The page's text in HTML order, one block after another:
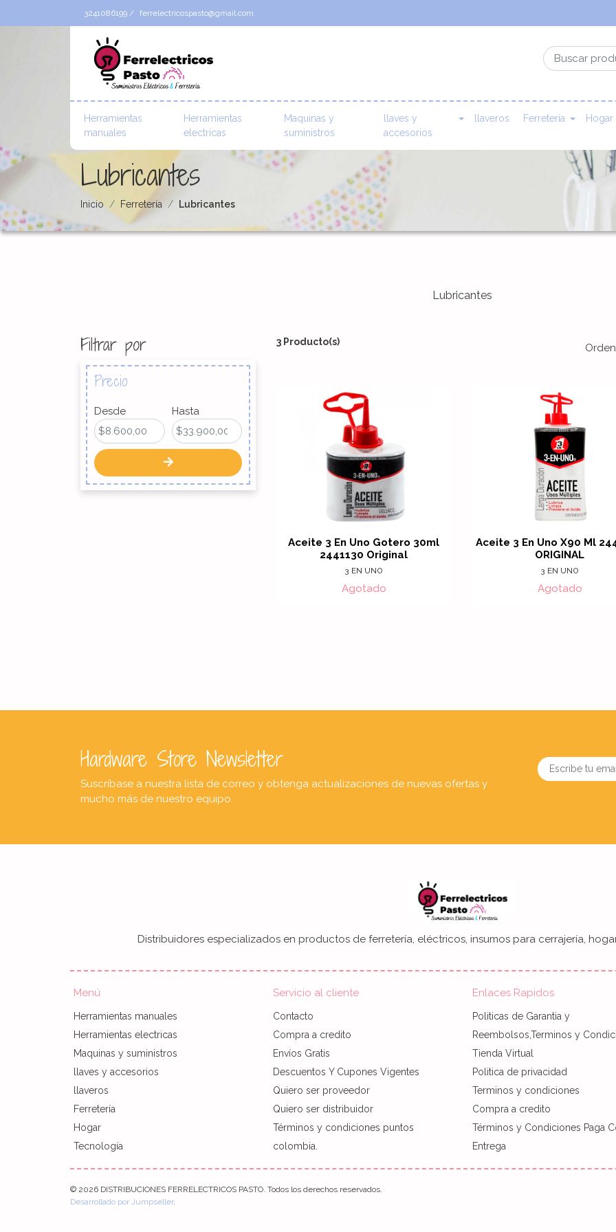
3241086199 / ferrelectricospasto@gmail.com
Herramientas
manuales
Herramientas
electricas
Maquinas y
suministros
llaves y
accesorios
llaveros Ferretería Hogar
Lubricantes
Inicio Ferretería Lubricantes
Lubricantes
Filtrar por
Precio
Desde Hasta
3 Producto(s)
Aceite 3 En Uno Gotero 30ml
2441130 Original
3 EN UNO
Agotado
Aceite 3 En Uno X90 Ml
ORIGINAL
3 EN UNO
Agotado
Hardware Store Newsletter
Suscríbase a nuestra lista de correo y obtenga actualizaciones de nuevas ofertas y
mucho más de nuestro equipo.
Distribuidores especializados en productos de ferretería, eléctricos, insumos para cerrajería,
Menú
Herramientas manuales
Herramientas electricas
Maquinas y suministros
llaves y accesorios
llaveros
Ferretería
Hogar
Tecnología
Servicio al cliente
Contacto
Compra a credito
Envíos Gratis
Descuentos Y Cupones Vigentes
Quiero ser proveedor
Quiero ser distribuidor
Términos y condiciones puntos
colombia.
Enlaces Rapidos
Politicas de Garantia y
Reembolsos,Terminos y
Tienda Virtual
Politica de privacidad
Terminos y condiciones
Compra a credito
Términos y Condiciones Paga
Entrega
© 2026 DISTRIBUCIONES FERRELECTRICOS PASTO. Todos los derechos reservados.
Desarrollado por Jumpseller.